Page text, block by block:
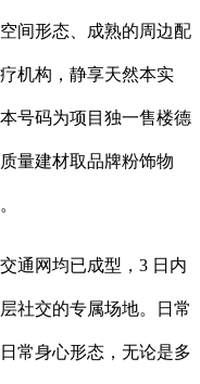
间形态、成熟的周边配
机构，静享天然本实
号码为项目独一售楼德
量建材取品牌粉饰物
网均已成型，3 日内
社交的专属场地。日常
常身心形态，无论是多